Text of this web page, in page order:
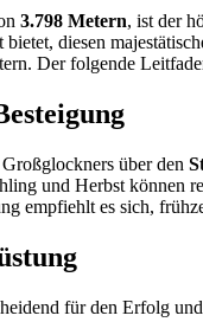
3.798 Metern, ist der
diesen
Der folgende
über den
und Herbst können
empfiehlt es sich,
für den Erfolg